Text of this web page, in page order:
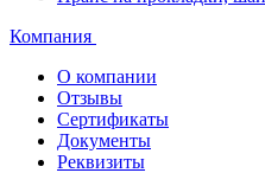
Компания
О компании
Отзывы
Сертификаты
Документы
Реквизиты